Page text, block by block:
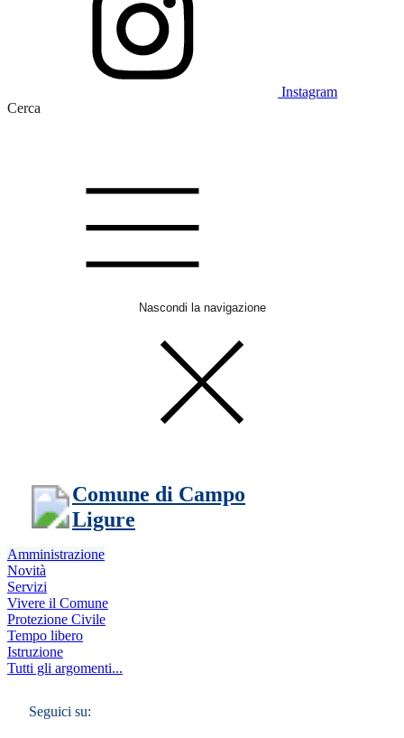
Instagram
Cerca
Nascondi la navigazione
Comune di Campo
Ligure
Amministrazione
Novità
Servizi
Vivere il Comune
Protezione Civile
Tempo libero
Istruzione
Tutti gli argomenti...
Seguici su: